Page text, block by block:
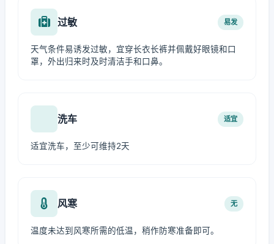
过敏 易发
天气条件易诱发过敏，宜穿长衣长裤并佩戴好眼镜和口
罩，外出归来时及时清洁手和口鼻。
洗车 适宜
适宜洗车，至少可维持2天
风寒 无
温度未达到风寒所需的低温，稍作防寒准备即可。